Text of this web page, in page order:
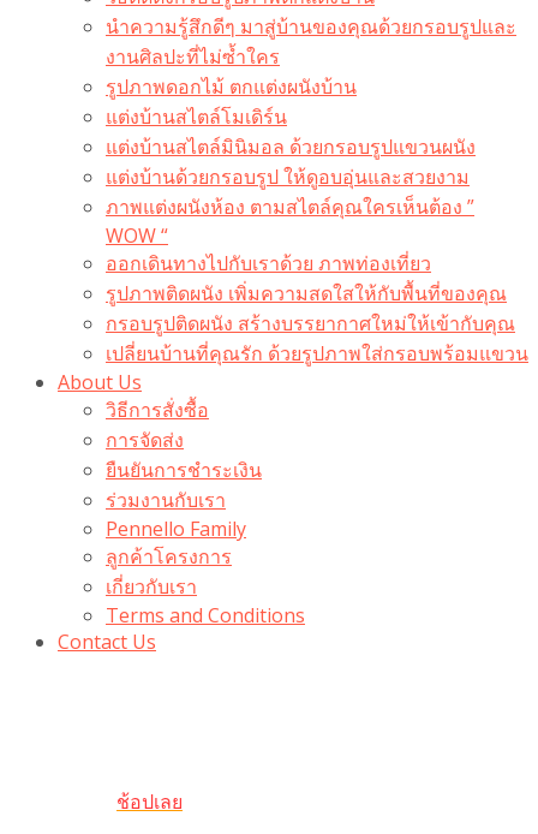
นำความรู้สึกดีๆ มาสู่บ้านของคุณด้วยกรอบรูปและ
งานศิลปะที่ไม่ซ้ำใคร
รูปภาพดอกไม้ ตกแต่งผนังบ้าน
แต่งบ้านสไตล์โมเดิร์น
แต่งบ้านสไตล์มินิมอล ด้วยกรอบรูปแขวนผนัง
แต่งบ้านด้วยกรอบรูป ให้ดูอบอุ่นและสวยงาม
ภาพแต่งผนังห้อง ตามสไตล์คุณใครเห็นต้อง ”
WOW “
ออกเดินทางไปกับเราด้วย ภาพท่องเที่ยว
รูปภาพติดผนัง เพิ่มความสดใสให้กับพื้นที่ของคุณ
กรอบรูปติดผนัง สร้างบรรยากาศใหม่ให้เข้ากับคุณ
เปลี่ยนบ้านที่คุณรัก ด้วยรูปภาพใส่กรอบพร้อมแขวน​
About Us
วิธีการสั่งซื้อ
การจัดส่ง
ยืนยันการชำระเงิน
ร่วมงานกับเรา
Pennello Family
ลูกค้าโครงการ
เกี่ยวกับเรา
Terms and Conditions
Contact Us
ช้อปเลย